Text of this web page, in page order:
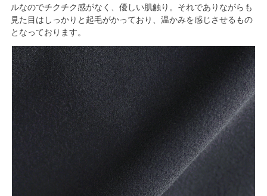
ルなのでチクチク感がなく、優しい肌触り。それでありながらも
見た目はしっかりと起毛がかっており、温かみを感じさせるもの
となっております。